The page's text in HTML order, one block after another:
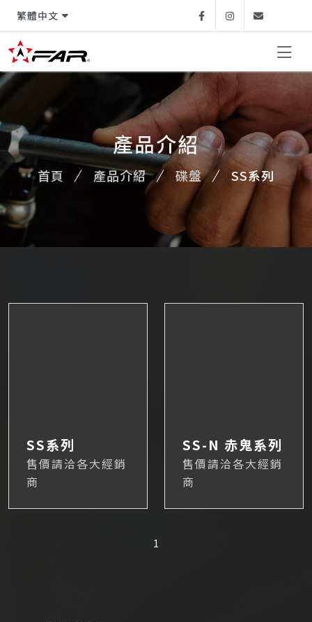
繁體中文 FacebookInstagram
產品介紹
首頁 產品介紹 碟盤 SS系列
SS系列
售價請洽各大經銷
商
SS-N 赤鬼系列
售價請洽各大經銷
商
1